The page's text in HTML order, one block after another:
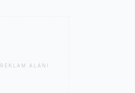
REKLAM ALANI